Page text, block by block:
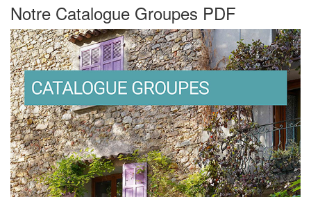
Notre Catalogue Groupes PDF